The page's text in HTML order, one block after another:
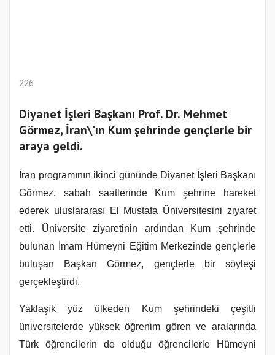
226
Diyanet İşleri Başkanı Prof. Dr. Mehmet
Görmez, İran\'ın Kum şehrinde gençlerle bir
araya geldi.
İran programının ikinci gününde Diyanet İşleri Başkanı
Görmez, sabah saatlerinde Kum şehrine hareket
ederek uluslararası El Mustafa Üniversitesini ziyaret
etti. Üniversite ziyaretinin ardından Kum şehrinde
bulunan İmam Hümeyni Eğitim Merkezinde gençlerle
buluşan Başkan Görmez, gençlerle bir söyleşi
gerçekleştirdi.
Yaklaşık yüz ülkeden Kum şehrindeki çeşitli
üniversitelerde yüksek öğrenim gören ve aralarında
Türk öğrencilerin de olduğu öğrencilerle Hümeyni